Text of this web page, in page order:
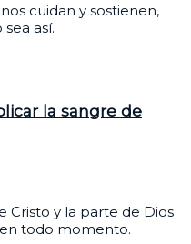
cuidan y sostienen,
así.
la sangre de
Cristo y la parte de Dios
todo momento.